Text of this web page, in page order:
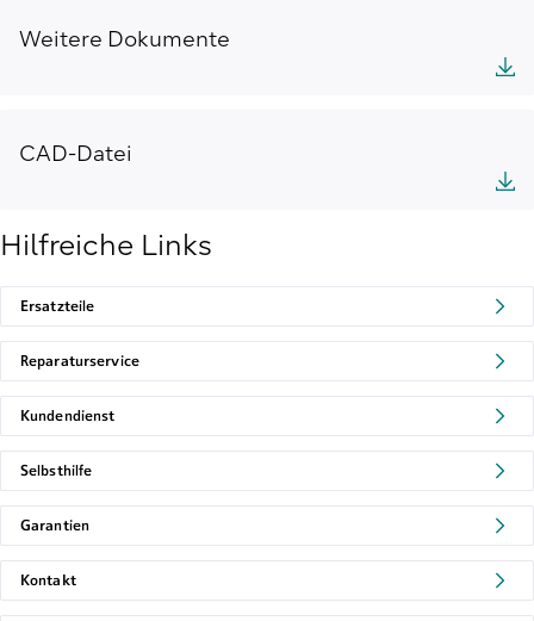
Weitere Dokumente
CAD-Datei
Hilfreiche Links
Ersatzteile
Reparaturservice
Kundendienst
Selbsthilfe
Garantien
Kontakt